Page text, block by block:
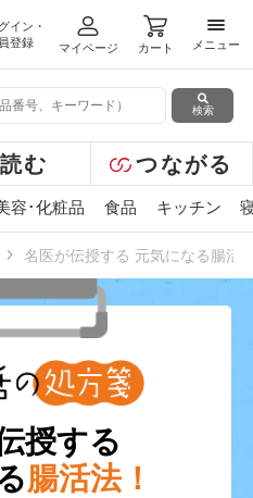
イン・
登録
マイページ カート
メニ
メニュー
検索
読む つながる
容･化粧品 食品 キッチン
名医が伝授する 元気になる腸活
授する
腸活法！